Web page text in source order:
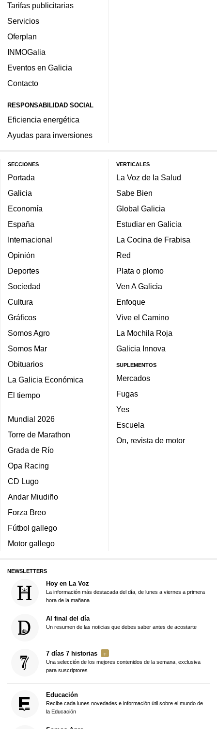
Tarifas publicitarias
Servicios
Oferplan
INMOGalia
Eventos en Galicia
Contacto
RESPONSABILIDAD SOCIAL
Eficiencia energética
Ayudas para inversiones
SECCIONES
Portada
Galicia
Economía
España
Internacional
Opinión
Deportes
Sociedad
Cultura
Gráficos
Somos Agro
Somos Mar
Obituarios
La Galicia Económica
El tiempo
Mundial 2026
Torre de Marathon
Grada de Río
Opa Racing
CD Lugo
Andar Miudiño
Forza Breo
Fútbol gallego
Motor gallego
VERTICALES
La Voz de la Salud
Sabe Bien
Global Galicia
Estudiar en Galicia
La Cocina de Frabisa
Red
Plata o plomo
Ven A Galicia
Enfoque
Vive el Camino
La Mochila Roja
Galicia Innova
SUPLEMENTOS
Mercados
Fugas
Yes
Escuela
On, revista de motor
NEWSLETTERS
Hoy en La Voz
La información más destacada del día, de lunes a viernes a primera
hora de la mañana
Al final del día
Un resumen de las noticias que debes saber antes de acostarte
7 días 7 historias
Una selección de los mejores contenidos de la semana, exclusiva
para suscriptores
Educación
Recibe cada lunes novedades e información útil sobre el mundo de
la Educación